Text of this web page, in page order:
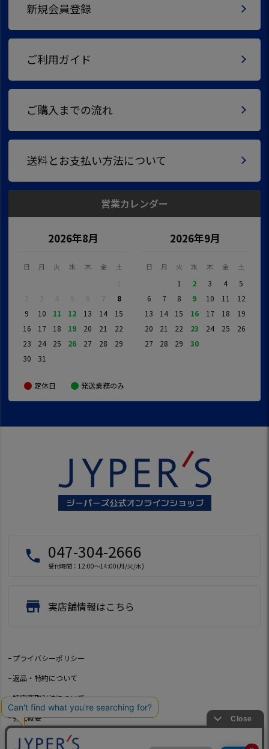
新規会員登録
ご利用ガイド
ご購入までの流れ
送料とお支払い方法について
営業カレンダー
2026年8月
日 月 火 水 木 金 土
1
2
3 4 5 6 7
8
9
10 11 12 13 14
15
16
17 18 19 20 21
22
23
24 25 26 27 28
29
30
31
2026年9月
日 月 火 水 木 金 土
1 2 3 4
5
6
7 8 9 10 11
12
13
14 15 16 17 18
19
20
21 22 23 24 25
26
27
28 29 30
定休日 発送業務のみ
local_phone 047-304-2666
受付時間：12:00～14:00(月/火/木)
store 実店舗情報はこちら
プライバシーポリシー
返品・特約について
特定商取引法について
会社概要
よくあるご質問